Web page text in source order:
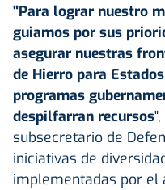
"Para lograr nuestro
guiamos por sus
asegurar nuestras
de Hierro para
programas
despilfarran recursos
subsecretario de
iniciativas de
implementadas por el